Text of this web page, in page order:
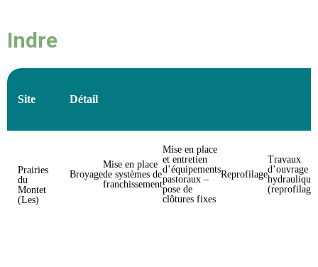
Indre
Site Détail
Prairies
du
Montet
(Les)
Broyage
Mise en place
de systèmes de
franchissement
Mise en place
et entretien
d’équipements
pastoraux –
pose de
clôtures fixes
Reprofilage
Travaux
d’ouvrage
hydraulique
(reprofilage)